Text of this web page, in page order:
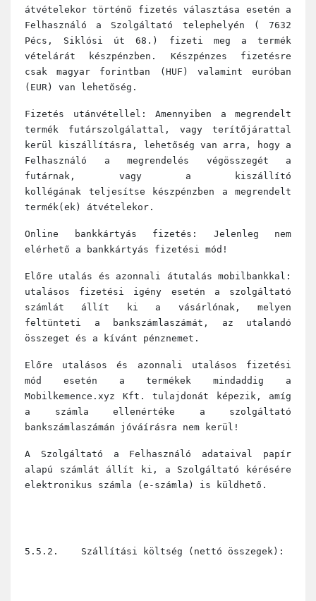
átvételekor történő fizetés választása esetén a
Felhasználó a Szolgáltató telephelyén ( 7632
Pécs, Siklósi út 68.) fizeti meg a termék
vételárát készpénzben. Készpénzes fizetésre
csak magyar forintban (HUF) valamint euróban
(EUR) van lehetőség.
Fizetés utánvétellel: Amennyiben a megrendelt
termék futárszolgálattal, vagy terítőjárattal
kerül kiszállításra, lehetőség van arra, hogy a
Felhasználó a megrendelés végösszegét a
futárnak, vagy a kiszállító
kollégának teljesítse készpénzben a megrendelt
termék(ek) átvételekor.
Online bankkártyás fizetés: Jelenleg nem
elérhető a bankkártyás fizetési mód!
Előre utalás és azonnali átutalás mobilbankkal:
utalásos fizetési igény esetén a szolgáltató
számlát állít ki a vásárlónak, melyen
feltünteti a bankszámlaszámát, az utalandó
összeget és a kívánt pénznemet.
Előre utalásos és azonnali utalásos fizetési
mód esetén a termékek mindaddig a
Mobilkemence.xyz Kft. tulajdonát képezik, amíg
a számla ellenértéke a szolgáltató
bankszámlaszámán jóváírásra nem kerül!
A Szolgáltató a Felhasználó adataival papír
alapú számlát állít ki, a Szolgáltató kérésére
elektronikus számla (e-számla) is küldhető.
5.5.2. Szállítási költség (nettó összegek):